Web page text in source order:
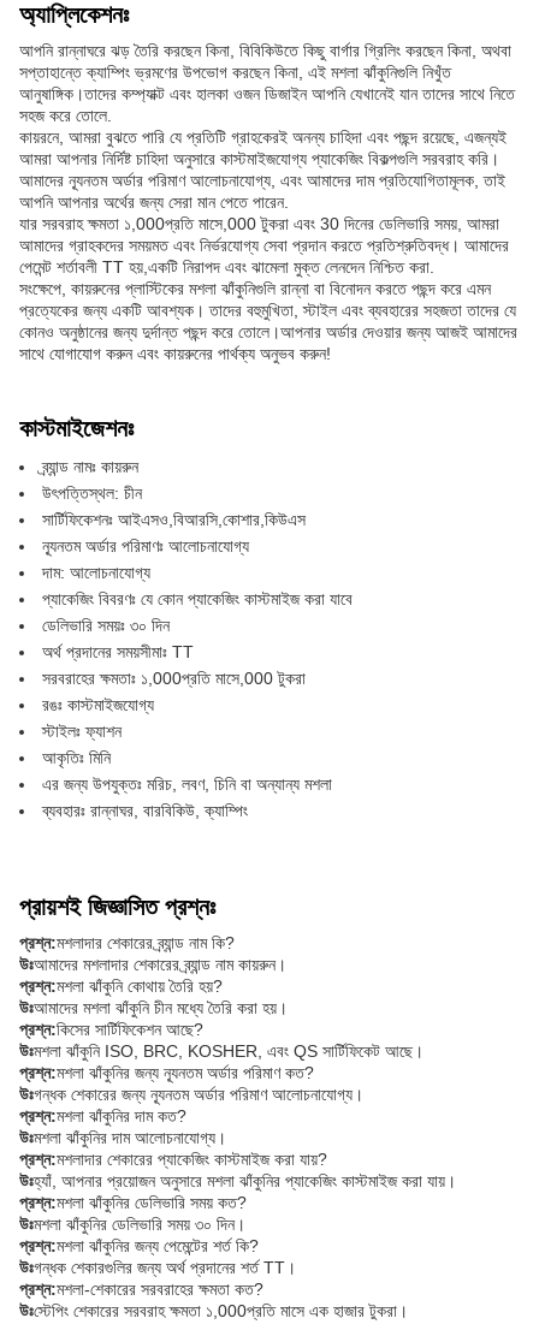
অ্যাপ্লিকেশনঃ
আপনি রান্নাঘরে ঝড় তৈরি করছেন কিনা, বিবিকিউতে কিছু বার্গার গ্রিলিং করছেন কিনা, অথবা
সপ্তাহান্তে ক্যাম্পিং ভ্রমণের উপভোগ করছেন কিনা, এই মশলা ঝাঁকুনিগুলি নিখুঁত
আনুষাঙ্গিক।তাদের কম্প্যাক্ট এবং হালকা ওজন ডিজাইন আপনি যেখানেই যান তাদের সাথে নিতে
সহজ করে তোলে.
কায়রনে, আমরা বুঝতে পারি যে প্রতিটি গ্রাহকেরই অনন্য চাহিদা এবং পছন্দ রয়েছে, এজন্যই
আমরা আপনার নির্দিষ্ট চাহিদা অনুসারে কাস্টমাইজযোগ্য প্যাকেজিং বিকল্পগুলি সরবরাহ করি।
আমাদের ন্যূনতম অর্ডার পরিমাণ আলোচনাযোগ্য, এবং আমাদের দাম প্রতিযোগিতামূলক, তাই
আপনি আপনার অর্থের জন্য সেরা মান পেতে পারেন.
যার সরবরাহ ক্ষমতা ১,000প্রতি মাসে,000 টুকরা এবং 30 দিনের ডেলিভারি সময়, আমরা
আমাদের গ্রাহকদের সময়মত এবং নির্ভরযোগ্য সেবা প্রদান করতে প্রতিশ্রুতিবদ্ধ। আমাদের
পেমেন্ট শর্তাবলী TT হয়,একটি নিরাপদ এবং ঝামেলা মুক্ত লেনদেন নিশ্চিত করা.
সংক্ষেপে, কায়রুনের প্লাস্টিকের মশলা ঝাঁকুনিগুলি রান্না বা বিনোদন করতে পছন্দ করে এমন
প্রত্যেকের জন্য একটি আবশ্যক। তাদের বহুমুখিতা, স্টাইল এবং ব্যবহারের সহজতা তাদের যে
কোনও অনুষ্ঠানের জন্য দুর্দান্ত পছন্দ করে তোলে।আপনার অর্ডার দেওয়ার জন্য আজই আমাদের
সাথে যোগাযোগ করুন এবং কায়রুনের পার্থক্য অনুভব করুন!
কাস্টমাইজেশনঃ
ব্র্যান্ড নামঃ কায়রুন
উৎপত্তিস্থল: চীন
সার্টিফিকেশনঃ আইএসও,বিআরসি,কোশার,কিউএস
ন্যূনতম অর্ডার পরিমাণঃ আলোচনাযোগ্য
দাম: আলোচনাযোগ্য
প্যাকেজিং বিবরণঃ যে কোন প্যাকেজিং কাস্টমাইজ করা যাবে
ডেলিভারি সময়ঃ ৩০ দিন
অর্থ প্রদানের সময়সীমাঃ TT
সরবরাহের ক্ষমতাঃ ১,000প্রতি মাসে,000 টুকরা
রঙঃ কাস্টমাইজযোগ্য
স্টাইলঃ ফ্যাশন
আকৃতিঃ মিনি
এর জন্য উপযুক্তঃ মরিচ, লবণ, চিনি বা অন্যান্য মশলা
ব্যবহারঃ রান্নাঘর, বারবিকিউ, ক্যাম্পিং
প্রায়শই জিজ্ঞাসিত প্রশ্নঃ
প্রশ্ন:মশলাদার শেকারের ব্র্যান্ড নাম কি?
উঃআমাদের মশলাদার শেকারের ব্র্যান্ড নাম কায়রুন।
প্রশ্ন:মশলা ঝাঁকুনি কোথায় তৈরি হয়?
উঃআমাদের মশলা ঝাঁকুনি চীন মধ্যে তৈরি করা হয়।
প্রশ্ন:কিসের সার্টিফিকেশন আছে?
উঃমশলা ঝাঁকুনি ISO, BRC, KOSHER, এবং QS সার্টিফিকেট আছে।
প্রশ্ন:মশলা ঝাঁকুনির জন্য ন্যূনতম অর্ডার পরিমাণ কত?
উঃগন্ধক শেকারের জন্য ন্যূনতম অর্ডার পরিমাণ আলোচনাযোগ্য।
প্রশ্ন:মশলা ঝাঁকুনির দাম কত?
উঃমশলা ঝাঁকুনির দাম আলোচনাযোগ্য।
প্রশ্ন:মশলাদার শেকারের প্যাকেজিং কাস্টমাইজ করা যায়?
উঃহ্যাঁ, আপনার প্রয়োজন অনুসারে মশলা ঝাঁকুনির প্যাকেজিং কাস্টমাইজ করা যায়।
প্রশ্ন:মশলা ঝাঁকুনির ডেলিভারি সময় কত?
উঃমশলা ঝাঁকুনির ডেলিভারি সময় ৩০ দিন।
প্রশ্ন:মশলা ঝাঁকুনির জন্য পেমেন্টের শর্ত কি?
উঃগন্ধক শেকারগুলির জন্য অর্থ প্রদানের শর্ত TT।
প্রশ্ন:মশলা-শেকারের সরবরাহের ক্ষমতা কত?
উঃস্টেপিং শেকারের সরবরাহ ক্ষমতা ১,000প্রতি মাসে এক হাজার টুকরা।